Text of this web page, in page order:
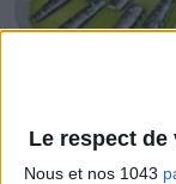
Le respect
Nous et nos 1043